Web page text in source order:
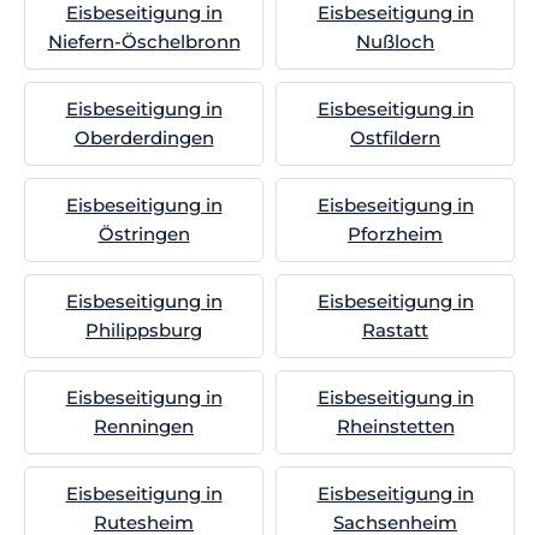
Eisbeseitigung in
Niefern-Öschelbronn
Eisbeseitigung in
Nußloch
Eisbeseitigung in
Oberderdingen
Eisbeseitigung in
Ostfildern
Eisbeseitigung in
Östringen
Eisbeseitigung in
Pforzheim
Eisbeseitigung in
Philippsburg
Eisbeseitigung in
Rastatt
Eisbeseitigung in
Renningen
Eisbeseitigung in
Rheinstetten
Eisbeseitigung in
Rutesheim
Eisbeseitigung in
Sachsenheim